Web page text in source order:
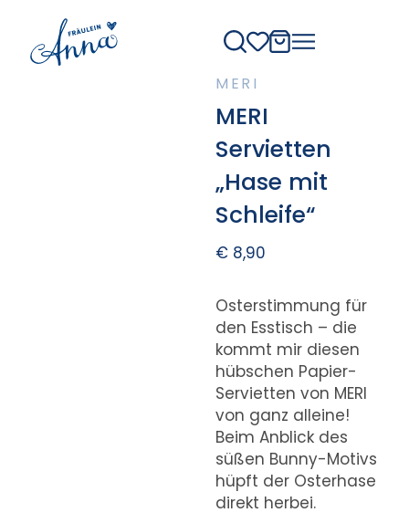
MERI
MERI
Servietten
„Hase mit
Schleife“
€8,90
Osterstimmung für
den Esstisch – die
kommt mir diesen
hübschen Papier-
Servietten von MERI
von ganz alleine!
Beim Anblick des
süßen Bunny-Motivs
hüpft der Osterhase
direkt herbei.